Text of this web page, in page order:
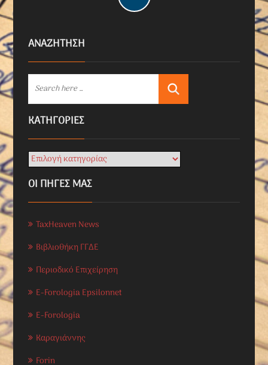
ΑΝΑΖΗΤΗΣΗ
KΑΤΗΓΟΡΊΕΣ
ΟΙ ΠΗΓΕΣ ΜΑΣ
TaxHeaven News
Βιβλιοθήκη ΓΓΔΕ
Περιοδικό Επιχείρηση
E-Forologia Epsilonnet
E-Forologia
Καραγιάννης
Forin